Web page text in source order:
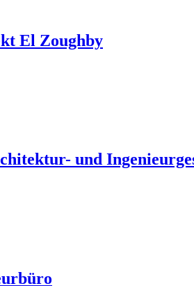
El Zoughby
und